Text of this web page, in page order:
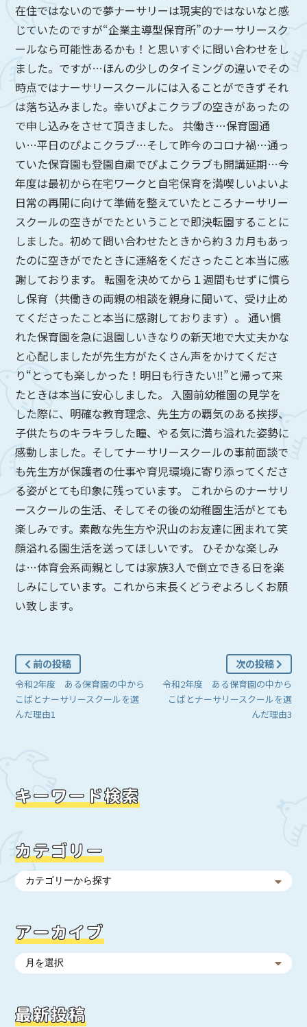
在住ではないので夢ナーサリーは現実的ではないなと感
じていたのですが“企業主導型保育所”のナーサリースク
ールなら可能性あるかも！と思いすぐに問い合わせをし
ました。ですが…ほんの少しのタイミングの違いでその
時点ではナーサリースクールには入ることができずそれ
は落ち込みました。幸いぴよこクラブの空きがあったの
で申し込みをさせて頂きました。 共働き…保育園通
い…平日のぴよこクラブ…そして昨今のコロナ禍…通っ
ていた保育園も登園自粛でぴよこクラブも開講延期…今
年度は最初から在宅ワークと自宅保育を満喫しいよいよ
日常の再開に向けて準備を整えていたところナーサリー
スクールの空きがでたということで即決転園することに
しました。初めて問い合わせたときから約３カ月もあっ
たのに空きがでたときに連絡をくださったこと本当に感
謝しております。 転園を決めてから１週間もせずに慣ら
し保育（共働きの両親の相談を親身に聞いて、受け止め
てくださったこと本当に感謝しております）。 通い慣
れた保育園を急に退園しいきなりの新天地で大丈夫かな
と心配しましたが先生方がたくさん声をかけてくださ
り“とっても楽しかった！明日も行きたい‼︎”と帰って来
たときは本当に安心しました。 入園前幼稚園の見学を
した際に、明確な教育理念、先生方の覇気のある挨拶、
子供たちのキラキラした瞳、やる気に満ち溢れた姿勢に
感動しました。そしてナーサリースクールの事前面談で
も先生方が保護者の仕事や育児環境に寄り添ってくださ
る姿がとても印象に残っています。 これからのナーサリ
ースクールの生活、そしてその後の幼稚園生活がとても
楽しみです。素敵な先生方や沢山のお友達に囲まれて笑
顔溢れる園生活を送ってほしいです。 ひそかな楽しみ
は…体育会系両親としては家族3人で倒立できる日を楽
しみにしています。これから末長くどうぞよろしくお願
い致します。
前の投稿
令和2年度 ある保育園の中から
こばとナーサリースクールを選
んだ理由1
次の投稿
令和2年度 ある保育園の中から
こばとナーサリースクールを選
んだ理由3
キーワード検索
カテゴリー
アーカイブ
最新投稿